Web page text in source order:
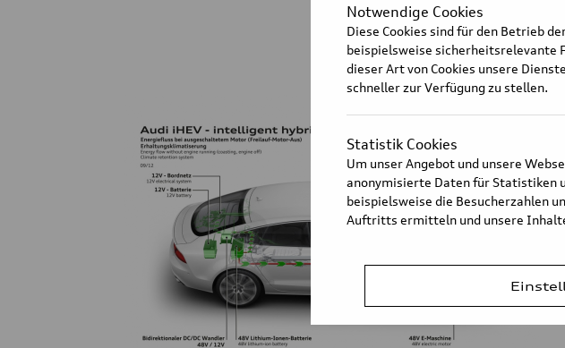
Notwendige Cookies
Diese Cookies sind für den Betrieb
beispielsweise sicherheitsrelevante
dieser Art von Cookies unsere
schneller zur Verfügung zu stellen.
Statistik Cookies
Um unser Angebot und unsere
anonymisierte Daten für Statistiken
beispielsweise die Besucherzahlen
Auftritts ermitteln und unsere